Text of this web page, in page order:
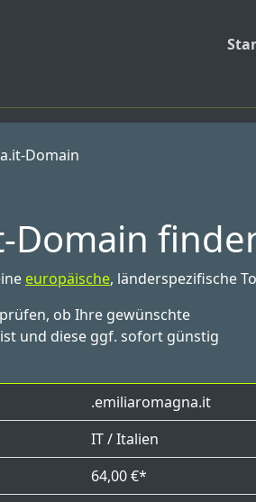
Domain
Domain
europäische, länderspezifische
ob Ihre gewünschte
und diese ggf. sofort günstig
.emiliaromagna.it
IT / Italien
64,00 €*